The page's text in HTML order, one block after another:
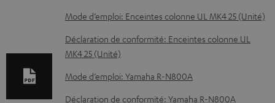
D
o
c
u
Mode d’emploi: Enceintes colonne UL MK4 25 (Unité)
Déclaration de conformité: Enceintes colonne UL
MK4 25 (Unité)
Mode d’emploi: Yamaha R-N800A
Déclaration de conformité: Yamaha R-N800A